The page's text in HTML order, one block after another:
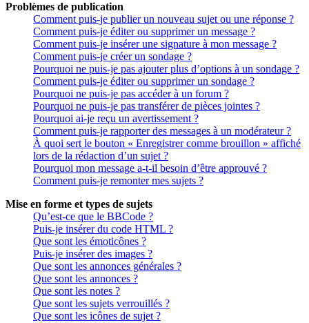
Problèmes de publication
Comment puis-je publier un nouveau sujet ou une réponse ?
Comment puis-je éditer ou supprimer un message ?
Comment puis-je insérer une signature à mon message ?
Comment puis-je créer un sondage ?
Pourquoi ne puis-je pas ajouter plus d’options à un sondage ?
Comment puis-je éditer ou supprimer un sondage ?
Pourquoi ne puis-je pas accéder à un forum ?
Pourquoi ne puis-je pas transférer de pièces jointes ?
Pourquoi ai-je reçu un avertissement ?
Comment puis-je rapporter des messages à un modérateur ?
À quoi sert le bouton « Enregistrer comme brouillon » affiché
lors de la rédaction d’un sujet ?
Pourquoi mon message a-t-il besoin d’être approuvé ?
Comment puis-je remonter mes sujets ?
Mise en forme et types de sujets
Qu’est-ce que le BBCode ?
Puis-je insérer du code HTML ?
Que sont les émoticônes ?
Puis-je insérer des images ?
Que sont les annonces générales ?
Que sont les annonces ?
Que sont les notes ?
Que sont les sujets verrouillés ?
Que sont les icônes de sujet ?